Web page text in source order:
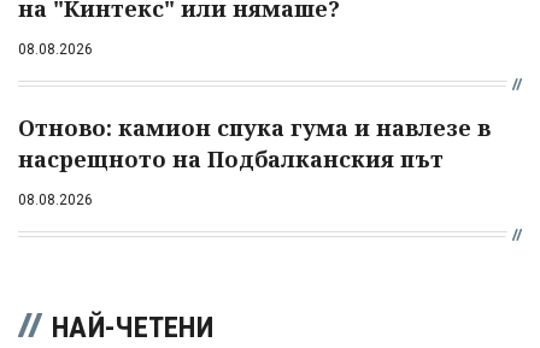
на "Кинтекс" или нямаше?
08.08.2026
Отново: камион спука гума и навлезе в
насрещното на Подбалканския път
08.08.2026
НАЙ-ЧЕТЕНИ